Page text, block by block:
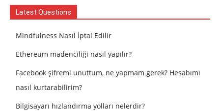
Latest Questions
Mindfulness Nasıl İptal Edilir
Ethereum madenciliği nasıl yapılır?
Facebook şifremi unuttum, ne yapmam gerek? Hesabımı
nasıl kurtarabilirim?
Bilgisayarı hızlandırma yolları nelerdir?